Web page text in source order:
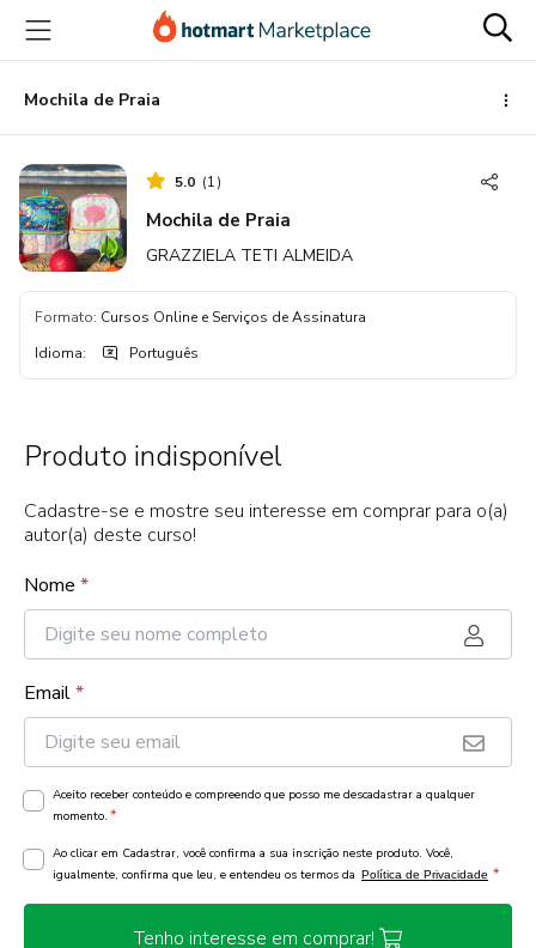
para
conteúdo
principal
para
pagamento
para
rodapé
Mochila de Praia
5.0 (1)
Mochila de Praia
GRAZZIELA TETI ALMEIDA
Formato: Cursos Online e Serviços de Assinatura
Idioma: Português
Produto indisponível
Cadastre-se e mostre seu interesse em comprar para o(a)
autor(a) deste curso!
Nome *
Email*
Aceito receber conteúdo e compreendo que posso me descadastrar a qualquer
momento. *
Ao clicar em Cadastrar, você confirma a sua inscrição neste produto. Você,
igualmente, confirma que leu, e entendeu os termos da Política de Privacidade *
Tenho interesse em comprar!